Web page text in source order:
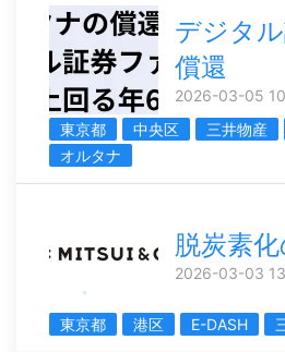
デジタ
償還
2026-03-05
東京都
中央区 三井物産
オルタナ
脱炭素
2026-03-03
東京都 港区 E-DASH